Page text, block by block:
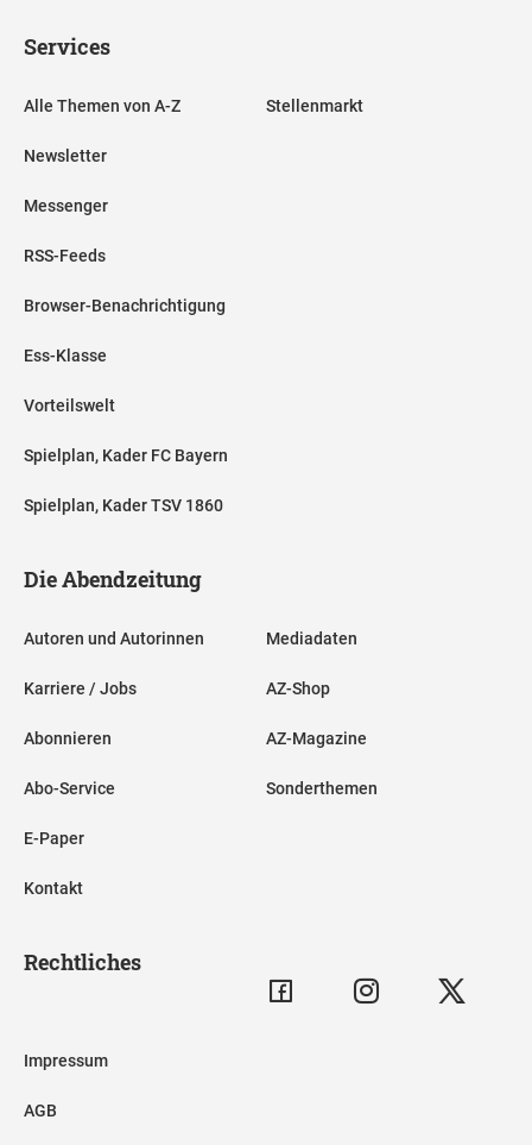
Services
Alle Themen von A-Z
Newsletter
Messenger
RSS-Feeds
Browser-Benachrichtigung
Ess-Klasse
Vorteilswelt
Spielplan, Kader FC Bayern
Spielplan, Kader TSV 1860
Stellenmarkt
Die Abendzeitung
Autoren und Autorinnen
Karriere / Jobs
Abonnieren
Abo-Service
E-Paper
Kontakt
Mediadaten
AZ-Shop
AZ-Magazine
Sonderthemen
Rechtliches
Impressum
AGB